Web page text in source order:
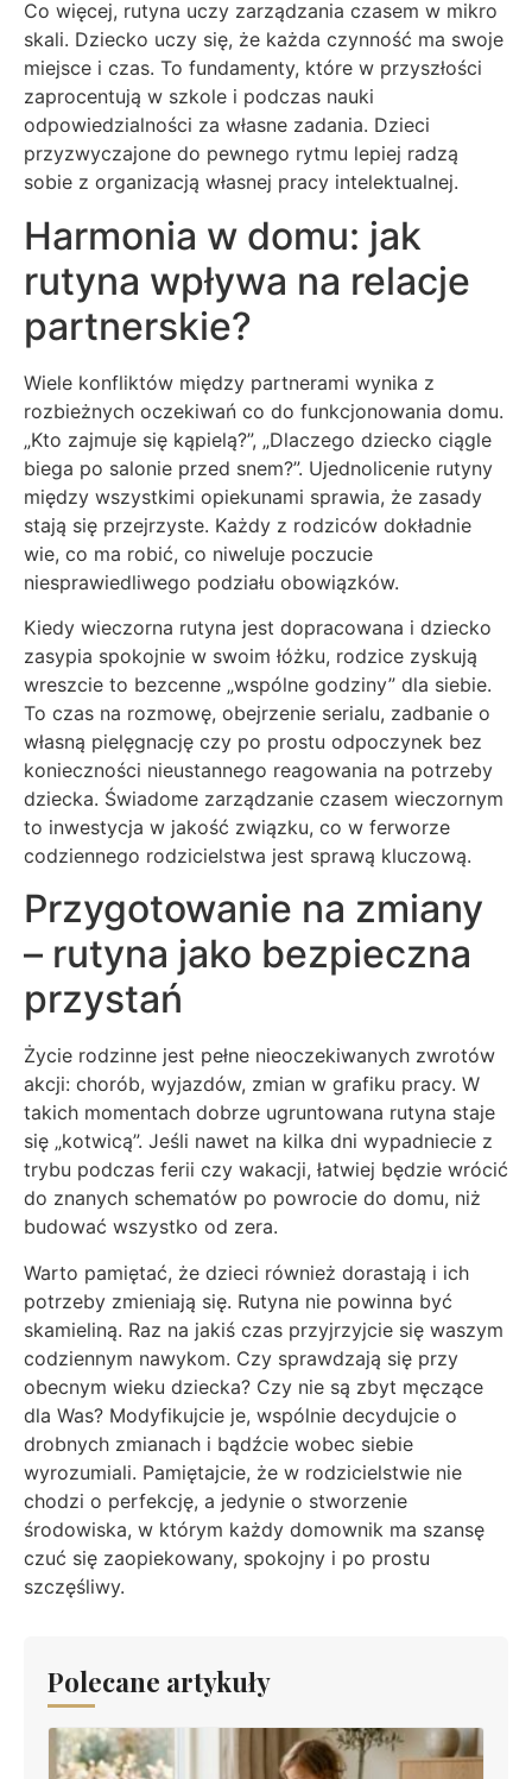
Co więcej, rutyna uczy zarządzania czasem w mikro
skali. Dziecko uczy się, że każda czynność ma swoje
miejsce i czas. To fundamenty, które w przyszłości
zaprocentują w szkole i podczas nauki
odpowiedzialności za własne zadania. Dzieci
przyzwyczajone do pewnego rytmu lepiej radzą
sobie z organizacją własnej pracy intelektualnej.
Harmonia w domu: jak
rutyna wpływa na relacje
partnerskie?
Wiele konfliktów między partnerami wynika z
rozbieżnych oczekiwań co do funkcjonowania domu.
„Kto zajmuje się kąpielą?”, „Dlaczego dziecko ciągle
biega po salonie przed snem?”. Ujednolicenie rutyny
między wszystkimi opiekunami sprawia, że zasady
stają się przejrzyste. Każdy z rodziców dokładnie
wie, co ma robić, co niweluje poczucie
niesprawiedliwego podziału obowiązków.
Kiedy wieczorna rutyna jest dopracowana i dziecko
zasypia spokojnie w swoim łóżku, rodzice zyskują
wreszcie to bezcenne „wspólne godziny” dla siebie.
To czas na rozmowę, obejrzenie serialu, zadbanie o
własną pielęgnację czy po prostu odpoczynek bez
konieczności nieustannego reagowania na potrzeby
dziecka. Świadome zarządzanie czasem wieczornym
to inwestycja w jakość związku, co w ferworze
codziennego rodzicielstwa jest sprawą kluczową.
Przygotowanie na zmiany
– rutyna jako bezpieczna
przystań
Życie rodzinne jest pełne nieoczekiwanych zwrotów
akcji: chorób, wyjazdów, zmian w grafiku pracy. W
takich momentach dobrze ugruntowana rutyna staje
się „kotwicą”. Jeśli nawet na kilka dni wypadniecie z
trybu podczas ferii czy wakacji, łatwiej będzie wrócić
do znanych schematów po powrocie do domu, niż
budować wszystko od zera.
Warto pamiętać, że dzieci również dorastają i ich
potrzeby zmieniają się. Rutyna nie powinna być
skamieliną. Raz na jakiś czas przyjrzyjcie się waszym
codziennym nawykom. Czy sprawdzają się przy
obecnym wieku dziecka? Czy nie są zbyt męczące
dla Was? Modyfikujcie je, wspólnie decydujcie o
drobnych zmianach i bądźcie wobec siebie
wyrozumiali. Pamiętajcie, że w rodzicielstwie nie
chodzi o perfekcję, a jedynie o stworzenie
środowiska, w którym każdy domownik ma szansę
czuć się zaopiekowany, spokojny i po prostu
szczęśliwy.
Polecane artykuły